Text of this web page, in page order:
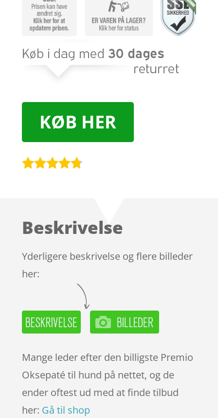
KØB HER
på
mmelser
Beskrivelse
Yderligere beskrivelse og flere billeder
her:
Mange leder efter den billigste Premio
Oksepaté til hund på nettet, og de
ender oftest ud med at finde tilbud
her: Gå til shop